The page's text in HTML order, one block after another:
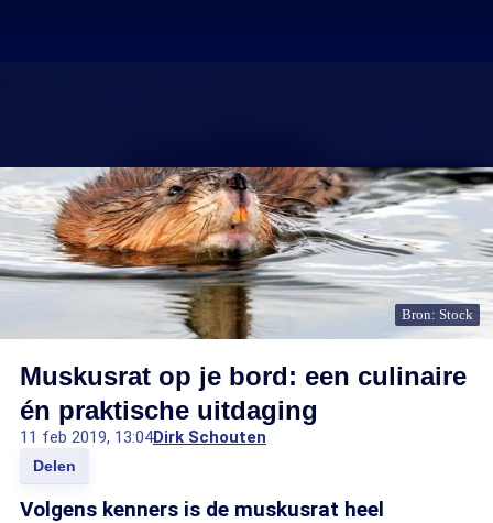
Bron: Stock
Muskusrat op je bord: een culinaire
én praktische uitdaging
11 feb 2019, 13:04Dirk Schouten
Delen
Volgens kenners is de muskusrat heel